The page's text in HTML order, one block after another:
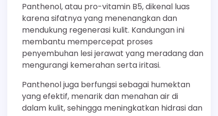
Panthenol, atau pro-vitamin B5, dikenal luas
karena sifatnya yang menenangkan dan
mendukung regenerasi kulit. Kandungan ini
membantu mempercepat proses
penyembuhan lesi jerawat yang meradang dan
mengurangi kemerahan serta iritasi.
Panthenol juga berfungsi sebagai humektan
yang efektif, menarik dan menahan air di
dalam kulit, sehingga meningkatkan hidrasi dan